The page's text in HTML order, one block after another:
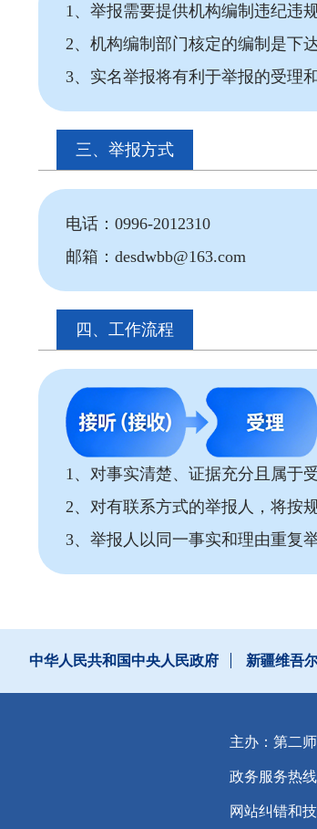
1、举报需要提供机构编制违纪违
2、机构编制部门核定的编制是下
3、实名举报将有利于举报的受理
三、举报方式
电话：0996-2012310
邮箱：desdwbb@163.com
四、工作流程
1、对事实清楚、证据充分且属于
2、对有联系方式的举报人，将按
3、举报人以同一事实和理由重复
中华人民共和国中央人民政府 新疆维吾
主办：第二
政务服务热
网站纠错和